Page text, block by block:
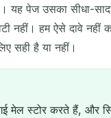
यह पेज उसका सीधा-
नहीं। हम ऐसे दावे
सही है या नहीं।
मेल स्टोर करते हैं, और